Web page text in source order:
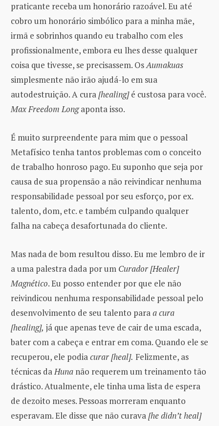
praticante receba um honorário razoável. Eu até
cobro um honorário simbólico para a minha mãe,
irmã e sobrinhos quando eu trabalho com eles
profissionalmente, embora eu lhes desse qualquer
coisa que tivesse, se precisassem. OsAumakuas
simplesmente não irão ajudá-lo em sua
autodestruição. A cura[healing]é custosa para você.
Max Freedom Longaponta isso.
É muito surpreendente para mim que o pessoal
Metafísico tenha tantos problemas com o conceito
de trabalho honroso pago. Eu suponho que seja por
causa de sua propensão a não reivindicar nenhuma
responsabilidade pessoal por seu esforço, por ex.
talento, dom, etc. e também culpando qualquer
falha na cabeça desafortunada do cliente.
Mas nada de bom resultou disso. Eu me lembro de ir
a uma palestra dada por um Curador [Healer]
Magnético. Eu posso entender por que ele não
reivindicou nenhuma responsabilidade pessoal pelo
desenvolvimento de seu talento paraa cura
[healing], já que apenas teve de cair de uma escada,
bater com a cabeça e entrar em coma. Quando ele se
recuperou, ele podiacurar [heal]. Felizmente, as
técnicas daHuna não requerem um treinamento tão
drástico. Atualmente, ele tinha uma lista de espera
de dezoito meses. Pessoas morreram enquanto
esperavam. Ele disse que não curava[he didn’t heal]